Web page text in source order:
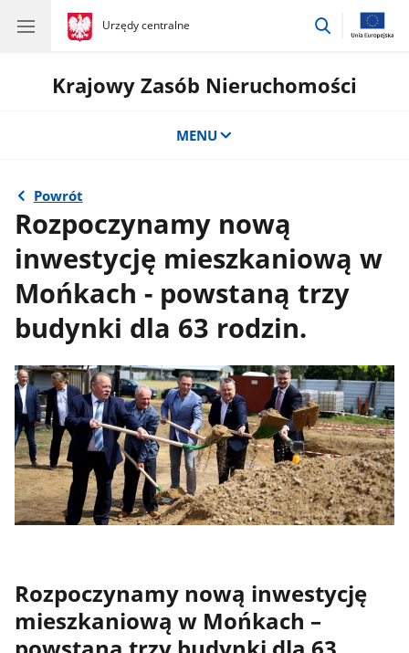
gov.pl
Urzędy centralne
gov.pl
Urzędy
przejdź
Krajowy Zasób Nieruchomości
MENU
Powrót
Rozpoczynamy nową
inwestycję mieszkaniową w
Mońkach - powstaną trzy
budynki dla 63 rodzin.
Rozpoczynamy nową inwestycję
mieszkaniową w Mońkach –